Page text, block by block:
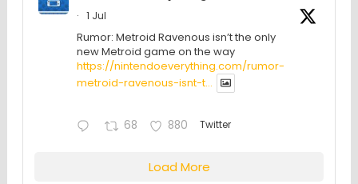
·
1 Jul
Rumor: Metroid Ravenous isn’t the only
new Metroid game on the way
https://nintendoeverything.com/rumor-
metroid-ravenous-isnt-t...
68 880 Twitter
Load More